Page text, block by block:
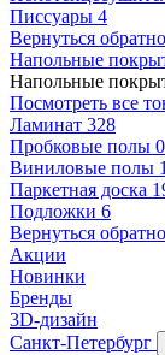
Писсуары 4
Вернуться обратно
Напольные
Напольные
Посмотреть все
Ламинат 328
Пробковые полы 0
Виниловые полы
Паркетная доска
Подложки 6
Вернуться обратно
Акции
Новинки
Бренды
3D-дизайн
Санкт-Петербург